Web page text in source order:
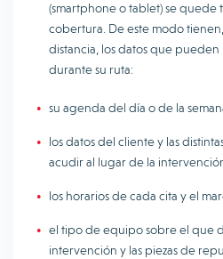
(smartphone o tablet) se quede
cobertura. De este modo
distancia, los datos que pueden
durante su ruta:
su agenda del día o de la
los datos del cliente y las
acudir al lugar de la
los horarios de cada cita y el
el tipo de equipo sobre el que
intervención y las piezas de